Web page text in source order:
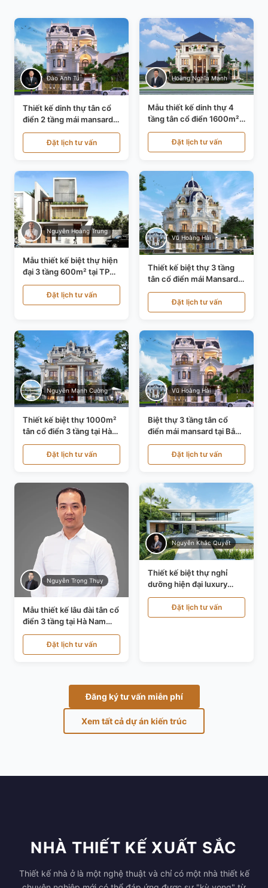
Đào Anh Tú
Thiết kế dinh thự tân cổ
điển 2 tầng mái mansard
tại Bắc Ninh KT20084
Đặt lịch tư vấn
Hoàng Nghĩa Mạnh
Mẫu thiết kế dinh thự 4
tầng tân cổ điển 1600m²
tại Thanh Hóa KT20071
Đặt lịch tư vấn
Nguyễn Hoàng Trung
Mẫu thiết kế biệt thự hiện
đại 3 tầng 600m² tại TP
Hồ Chí Minh KT24602
Đặt lịch tư vấn
Vũ Hoàng Hải
Thiết kế biệt thự 3 tầng
tân cổ điển mái Mansard
tại Thanh Hóa KT23104
Đặt lịch tư vấn
Nguyễn Mạnh Cường
Thiết kế biệt thự 1000m²
tân cổ điển 3 tầng tại Hà
Nội KT21010
Đặt lịch tư vấn
Vũ Hoàng Hải
Biệt thự 3 tầng tân cổ
điển mái mansard tại Bắc
Ninh KT21198
Đặt lịch tư vấn
Nguyễn Trọng Thụy
Mẫu thiết kế lâu đài tân cổ
điển 3 tầng tại Hà Nam
KT24821
Đặt lịch tư vấn
Nguyễn Khắc Quyết
Thiết kế biệt thự nghỉ
dưỡng hiện đại luxury
700m² tại Đà Nẵng
KT24616Đặt lịch tư vấn
Đăng ký tư vấn miễn phí
Xem tất cả dự án kiến trúc
NHÀ THIẾT KẾ XUẤT SẮC
Thiết kế nhà ở là một nghệ thuật và chỉ có một nhà thiết kế